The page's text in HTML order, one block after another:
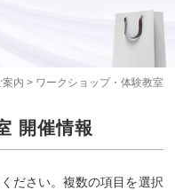
内 > ワークショップ・体験教室
開催情報
ださい。複数の項目を選択